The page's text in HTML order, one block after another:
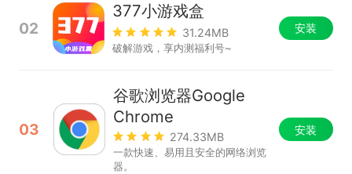
02
377小游戏盒
31.24MB
破解游戏，享内测福利号~
安装
03
谷歌浏览器Google
Chrome
274.33MB
一款快速、易用且安全的网络浏览
器。
安装